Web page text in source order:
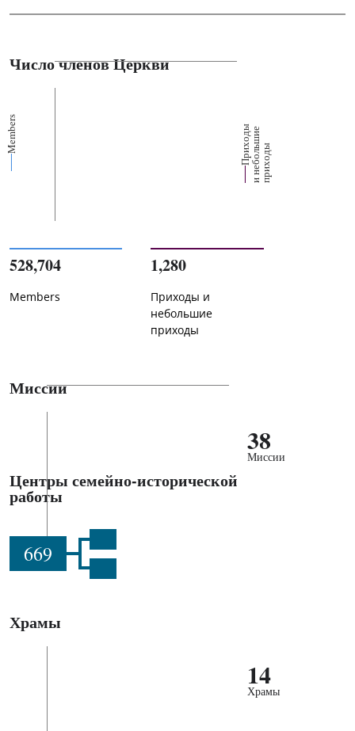
Число членов Церкви
Members П
р
их
о
д
ы
и
н
е
б
о
ль
ш
ие
п
р
и
х
о
ды
528,704
Members
1,280
Приходы и
небольшие
приходы
Миссии
38
Миссии
Центры семейно-исторической
работы
669
Храмы
14
Храмы